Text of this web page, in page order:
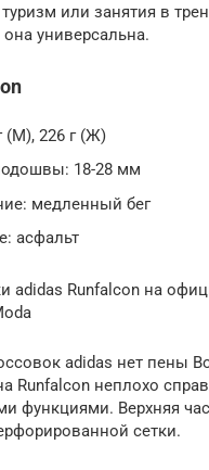
или занятия в
универсальна.
(М), 226 г (Ж)
18-28 мм
медленный бег
асфальт
adidas Runfalcon на
adidas нет пены
Runfalcon неплохо
функциями. Верхняя
сетки.